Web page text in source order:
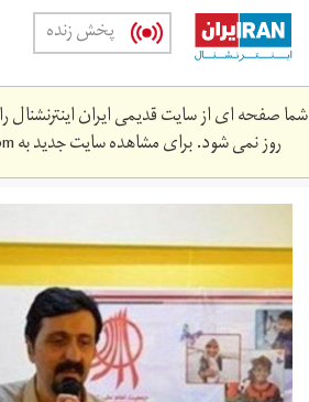
Skip
main
content
پخش زنده
شما صفحه ای از سایت قدیمی ایران اینترنشنال
روز نمی شود. برای مشاهده سایت جدید به
_113666456_eb589d8d-
4dfb-
4003-
8a9a-
133ab10fbea0.jpg